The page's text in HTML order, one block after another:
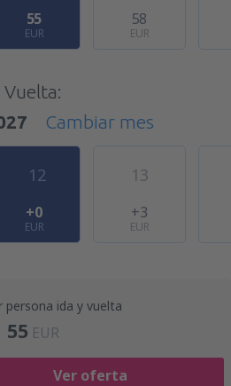
55
EUR
58
EUR
Vuelta:
Cambiar mes
12
+0
EUR
13
+3
EUR
persona ida y vuelta
55 EUR
Ver oferta